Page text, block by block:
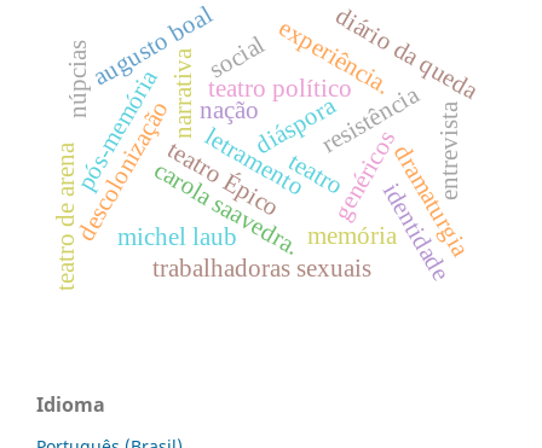
letramento
resistência
genéricos
narrativa
memória
descolonização diáspora
carola saavedra.
teatro de arena
teatro político
augusto boal
teatro Épico
michel laub
diário da queda
pós-memória
experiência.
dramaturgia
teatro
trabalhadoras sexuais
núpcias
entrevista
identidade
nação
social
Idioma